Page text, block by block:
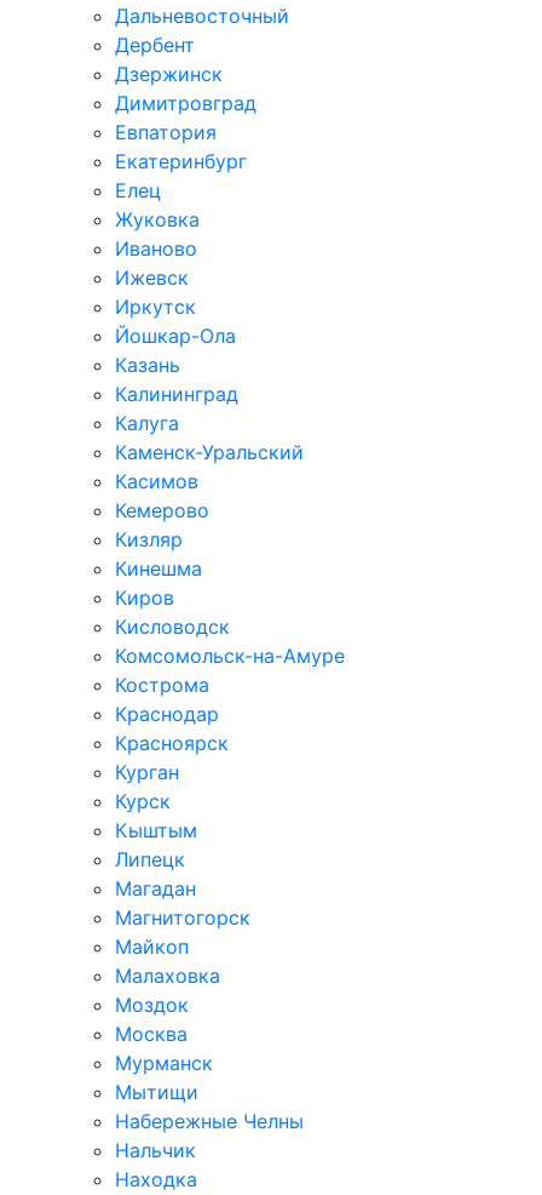
Дальневосточный
Дербент
Дзержинск
Димитровград
Евпатория
Екатеринбург
Елец
Жуковка
Иваново
Ижевск
Иркутск
Йошкар-Ола
Казань
Калининград
Калуга
Каменск-Уральский
Касимов
Кемерово
Кизляр
Кинешма
Киров
Кисловодск
Комсомольск-на-Амуре
Кострома
Краснодар
Красноярск
Курган
Курск
Кыштым
Липецк
Магадан
Магнитогорск
Майкоп
Малаховка
Моздок
Москва
Мурманск
Мытищи
Набережные Челны
Нальчик
Находка